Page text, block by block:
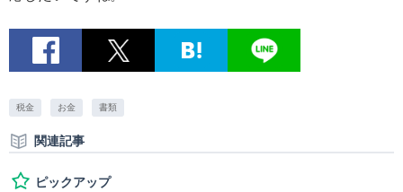
税金 お金 書類
関連記事
ピックアップ